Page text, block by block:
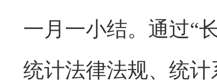
一月一小结。通过“
统计法律法规、统